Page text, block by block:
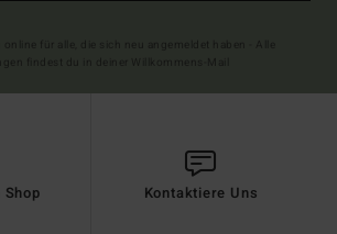
Shop Kontaktiere Uns